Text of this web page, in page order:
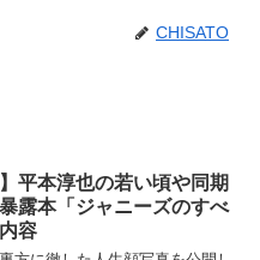
CHISATO
】平本淳也の若い頃や同期
露本「ジャニーズのすべ
容